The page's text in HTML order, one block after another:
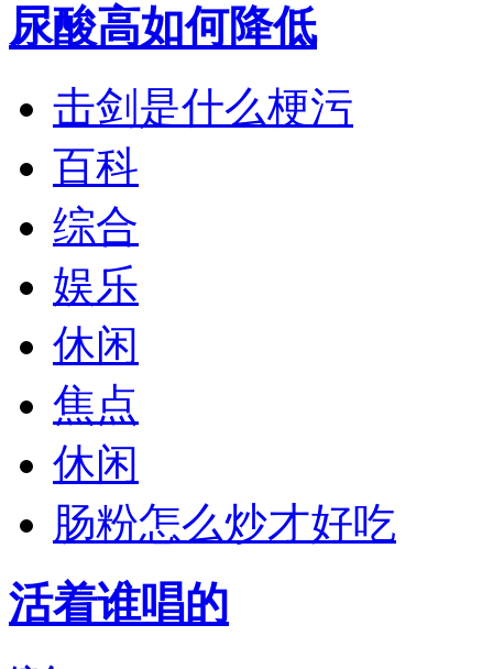
尿酸高如何降低
击剑是什么梗污
百科
综合
娱乐
休闲
焦点
休闲
肠粉怎么炒才好吃
活着谁唱的